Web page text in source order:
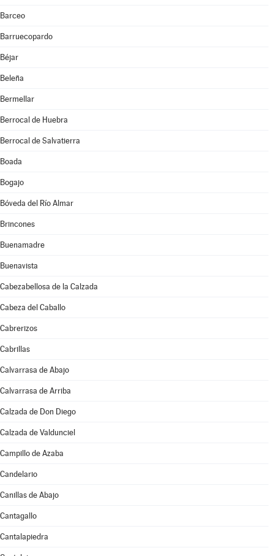
Barceo
Barruecopardo
Béjar
Beleña
Bermellar
Berrocal de Huebra
Berrocal de Salvatierra
Boada
Bogajo
Bóveda del Río Almar
Brincones
Buenamadre
Buenavista
Cabezabellosa de la Calzada
Cabeza del Caballo
Cabrerizos
Cabrillas
Calvarrasa de Abajo
Calvarrasa de Arriba
Calzada de Don Diego
Calzada de Valdunciel
Campillo de Azaba
Candelario
Canillas de Abajo
Cantagallo
Cantalapiedra